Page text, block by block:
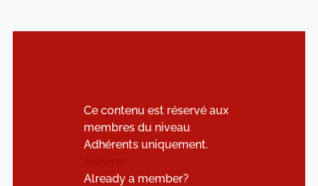
Ce contenu est réservé aux
membres du niveau
Adhérents uniquement.
Already a member?